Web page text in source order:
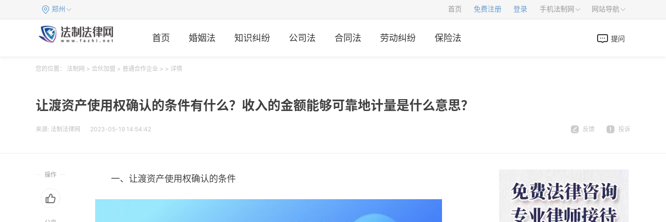
郑州 首页 免费注册 登录 手机法制网 网站导航
首页 婚姻法 知识纠纷 公司法 合同法 劳动纠纷 保险法 提问
您的位置： 法制网 > 合伙加盟 > 普通合作企业 > > 详情
让渡资产使用权确认的条件有什么？收入的金额能够可靠地计量是什么意思？
来源: 法制法律网 2023-05-19 14:54:42 反馈 投诉
一、让渡资产使用权确认的条件
操作